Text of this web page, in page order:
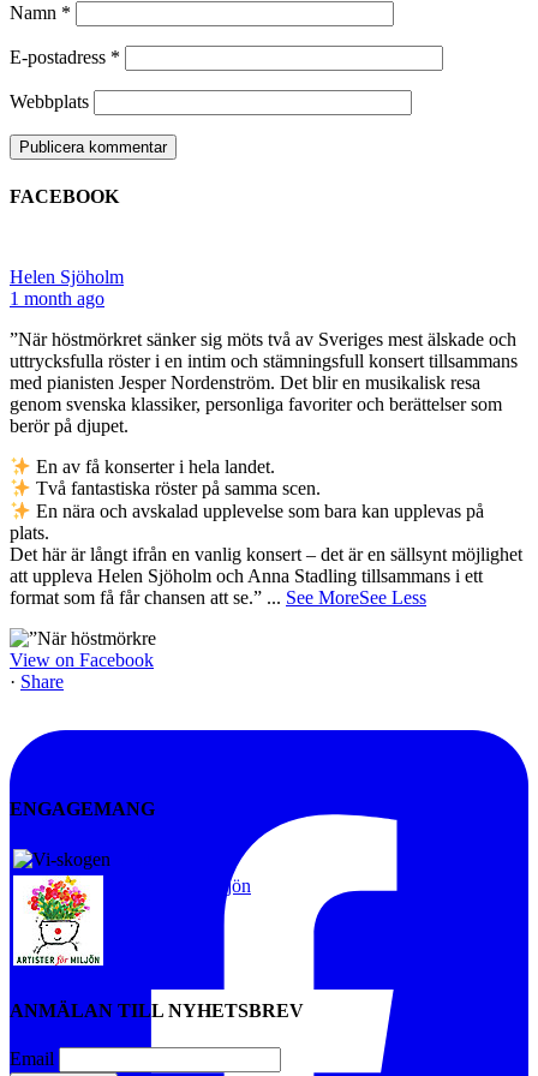
Namn *
E-postadress *
Webbplats
FACEBOOK
Helen Sjöholm
1 month ago
”När höstmörkret sänker sig möts två av Sveriges mest älskade och
uttrycksfulla röster i en intim och stämningsfull konsert tillsammans
med pianisten Jesper Nordenström. Det blir en musikalisk resa
genom svenska klassiker, personliga favoriter och berättelser som
berör på djupet.
En av få konserter i hela landet.
Två fantastiska röster på samma scen.
En nära och avskalad upplevelse som bara kan upplevas på
plats.
Det här är långt ifrån en vanlig konsert – det är en sällsynt möjlighet
att uppleva Helen Sjöholm och Anna Stadling tillsammans i ett
format som få får chansen att se.” ... See MoreSee Less
View on Facebook
· Share
ENGAGEMANG
Artister för miljön
ANMÄLAN TILL NYHETSBREV
Email